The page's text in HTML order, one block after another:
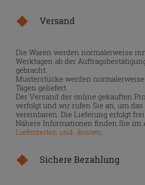
Versand
Die Waren werden normalerweise
Werktagen ab der
gebracht.
Musterstücke werden
Tagen geliefert.
Der Versand der online gekauften
verfolgt und wir rufen Sie an, um
vereinbaren. Die Lieferung erfolgt
Nähere Informationen finden Sie im
Lieferzeiten und -kosten
Sichere Bezahlung